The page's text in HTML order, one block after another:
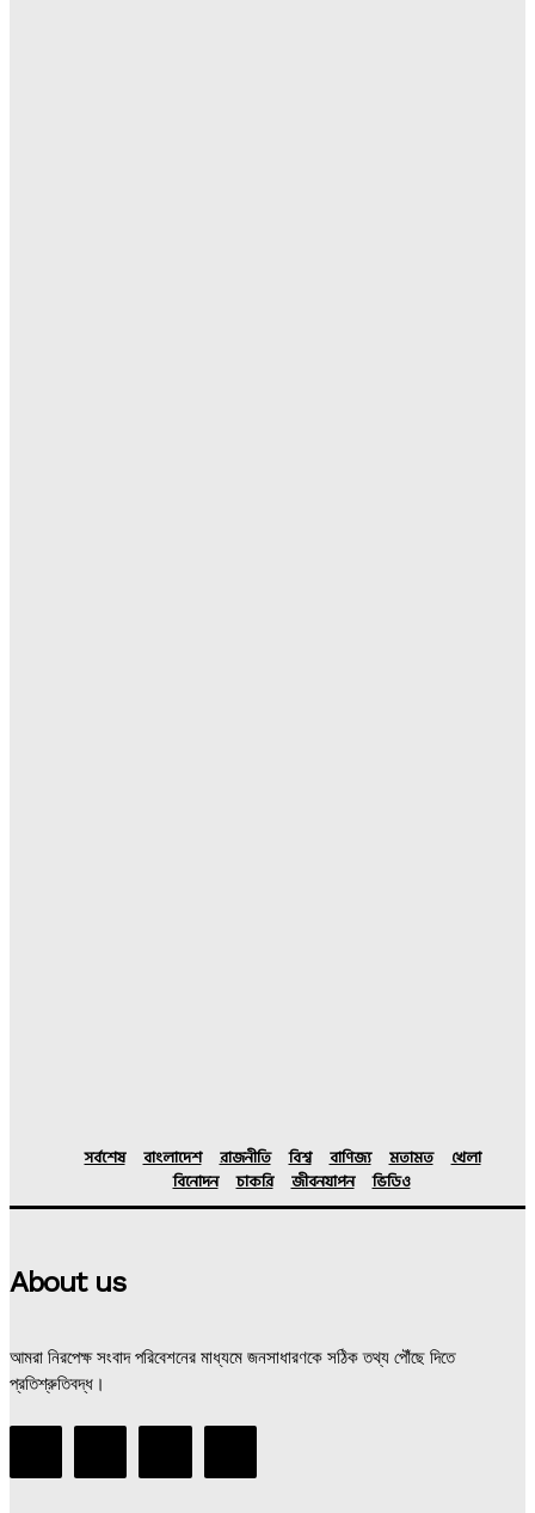
সর্বশেষ বাংলাদেশ রাজনীতি বিশ্ব বাণিজ্য মতামত
খেলা
বিনোদন
চাকরি জীবনযাপন ভিডিও
About us
আমরা নিরপেক্ষ সংবাদ পরিবেশনের মাধ্যমে জনসাধারণকে সঠিক তথ্য পৌঁছে দিতে
প্রতিশ্রুতিবদ্ধ।